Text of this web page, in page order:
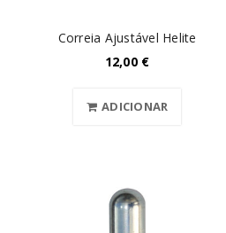
Correia Ajustável Helite
12,00 €
ADICIONAR